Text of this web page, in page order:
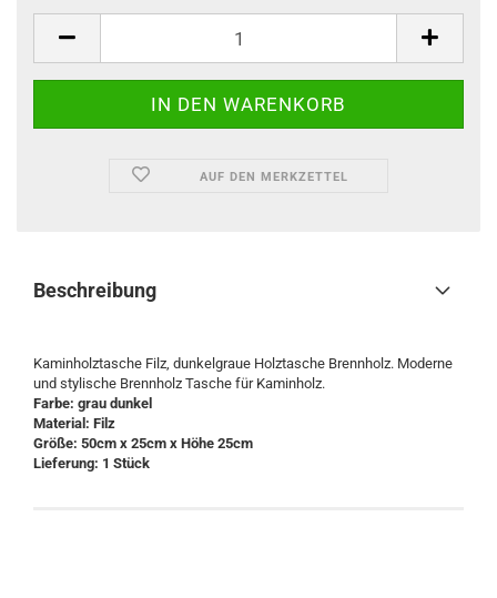
AUF DEN MERKZETTEL
Beschreibung
Kaminholztasche Filz, dunkelgraue Holztasche Brennholz. Moderne
und stylische Brennholz Tasche für Kaminholz.
Farbe: grau dunkel
Material: Filz
Größe: 50cm x 25cm x Höhe 25cm
Lieferung: 1 Stück